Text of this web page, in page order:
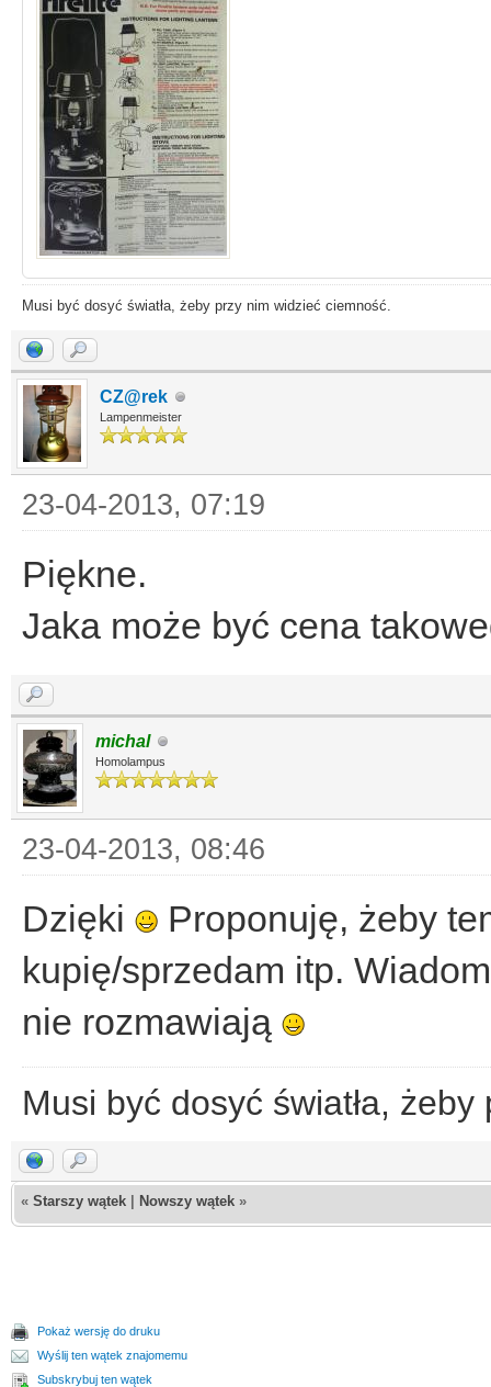
Musi być dosyć światła, żeby przy nim widzieć ciemność.
CZ@rek
Lampenmeister
23-04-2013, 07:19
Piękne.
Jaka może być cena
michal
Homolampus
23-04-2013, 08:46
Dzięki
Proponuję, żeby
kupię/sprzedam itp.
nie rozmawiają
Musi być dosyć światła,
« Starszy wątek Nowszy wątek »
Pokaż wersję do druku
Wyślij ten wątek znajomemu
Subskrybuj ten wątek